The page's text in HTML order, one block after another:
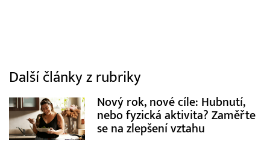
Další články z rubriky
Nový rok, nové cíle: Hubnutí,
nebo fyzická aktivita? Zaměřte
se na zlepšení vztahu